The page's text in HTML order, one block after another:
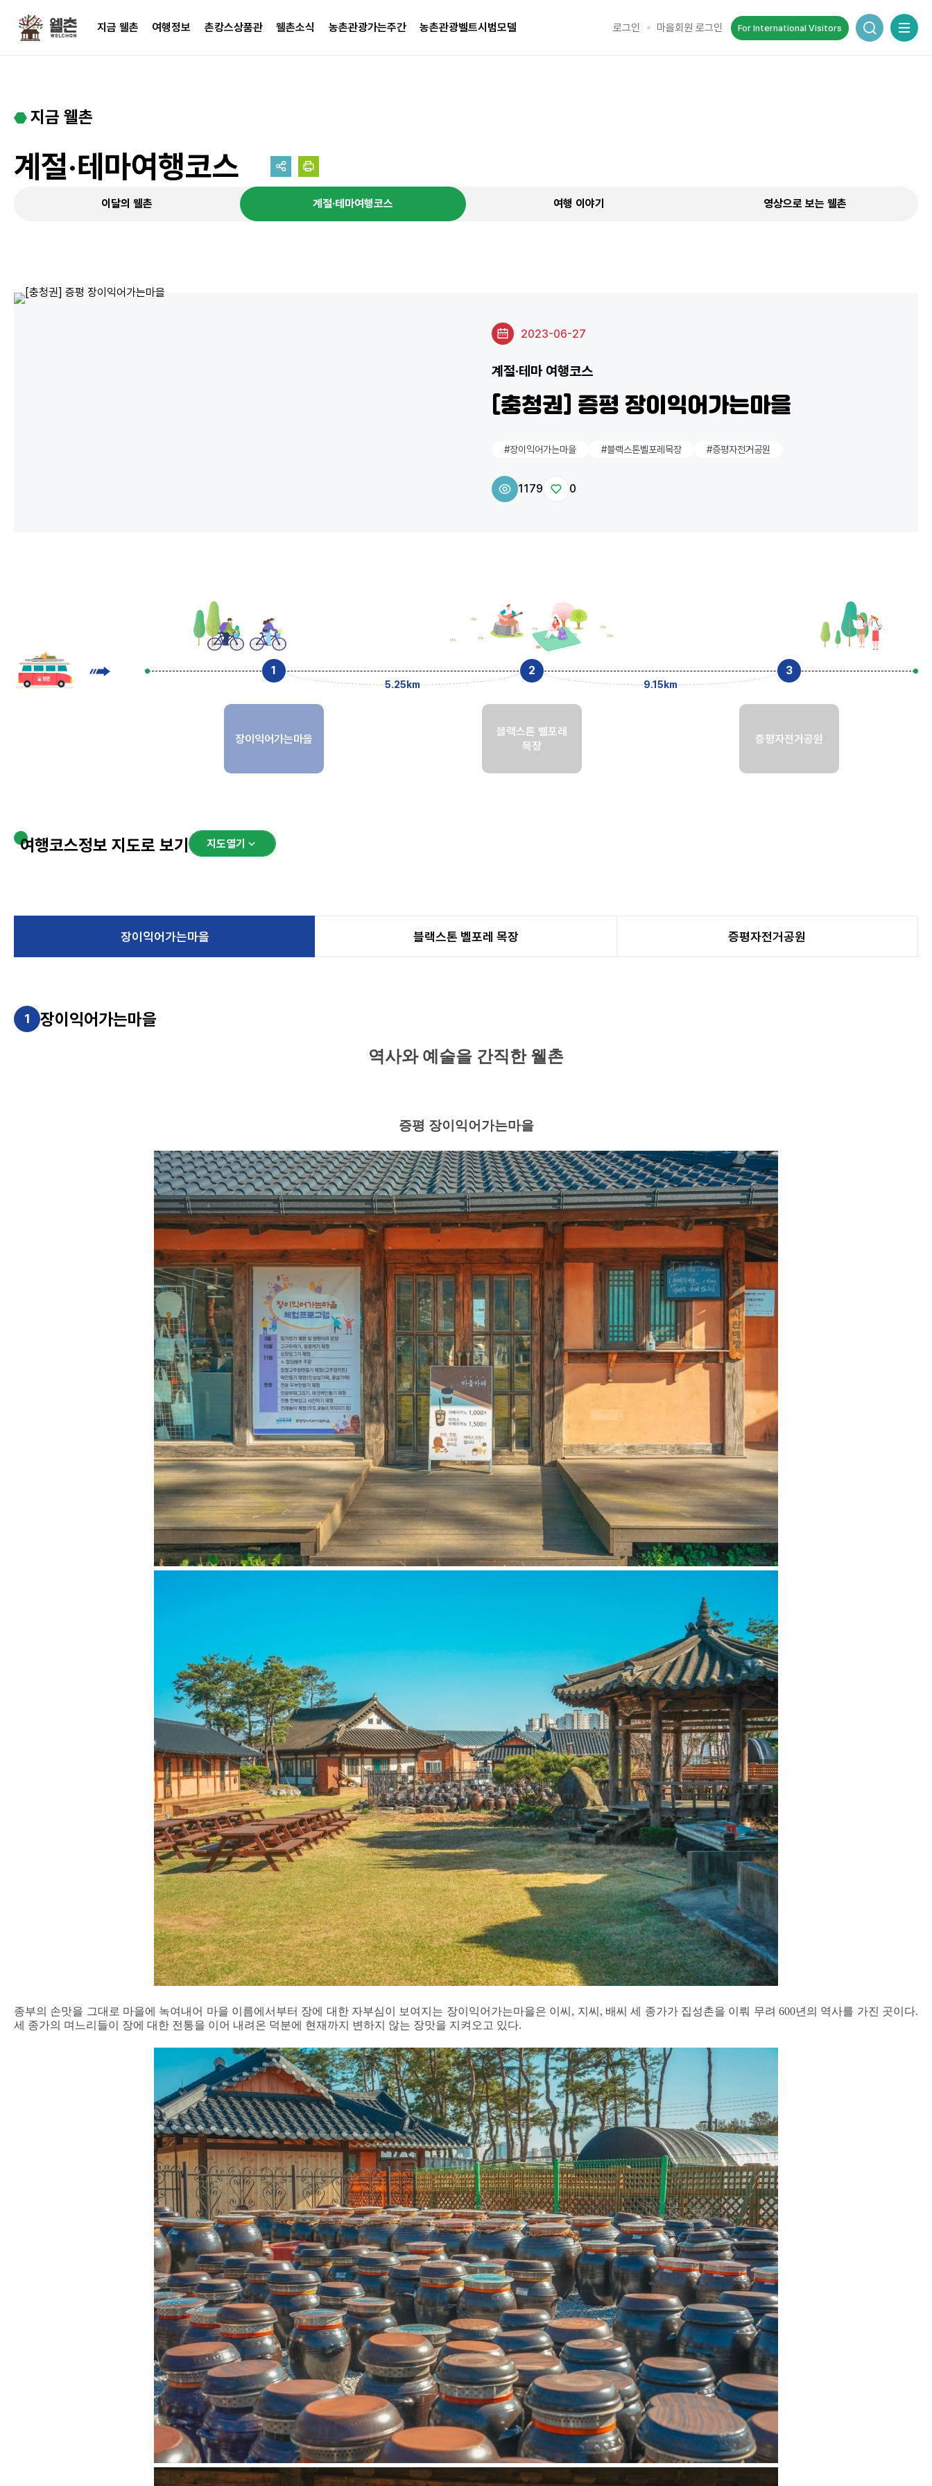
지금 웰촌 여행정보 촌캉스상품관 웰촌소식 농촌관광가는주간 농촌관광벨트시범모델 로그인 마을회원 로그인 For International Visitors 통합검색 창
지금 웰촌
계절·테마여행코스
이달의 웰촌 계절·테마여행코스 여행 이야기 영상으로 보는 웰촌
2023-06-27
계절·테마 여행코스
[충청권] 증평 장이익어가는마을
#장이익어가는마을 #블랙스톤벨포레목장 #증평자전거공원
1179 0
장이익어가는마을
5.25km
블랙스톤 벨포레
목장
9.15km
증평자전거공원
여행코스정보 지도로 보기 지도열기
장이익어가는마을 블랙스톤 벨포레 목장 증평자전거공원
1 장이익어가는마을
역사와 예술을 간직한 웰촌
증평 장이익어가는마을
종부의 손맛을 그대로 마을에 녹여내어 마을 이름에서부터 장에 대한 자부심이 보여지는 장이익어가는마을은 이씨, 지씨, 배씨 세 종가가 집성촌을 이뤄 무려 600년의 역사를 가진 곳이다.
세 종가의 며느리들이 장에 대한 전통을 이어 내려온 덕분에 현재까지 변하지 않는 장맛을 지켜오고 있다.